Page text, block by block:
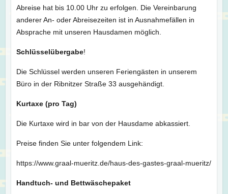
Abreise hat bis 10.00 Uhr zu erfolgen. Die Vereinbarung
anderer An- oder Abreisezeiten ist in Ausnahmefällen in
Absprache mit unseren Hausdamen möglich.
Schlüsselübergabe!
Die Schlüssel werden unseren Feriengästen in unserem
Büro in der Ribnitzer Straße 33 ausgehändigt.
Kurtaxe (pro Tag)
Die Kurtaxe wird in bar von der Hausdame abkassiert.
Preise finden Sie unter folgendem Link:
https://www.graal-mueritz.de/haus-des-gastes-graal-mueritz/
Handtuch- und Bettwäschepaket